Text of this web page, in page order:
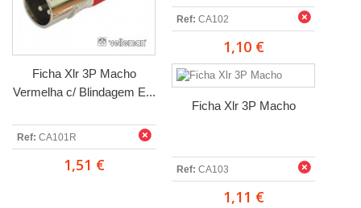
Ficha Xlr 3P Macho
Vermelha c/ Blindagem E...
Ref: CA101R
1,51 €
Ref: CA102
1,10 €
Ficha Xlr 3P Macho
Ref: CA103
1,11 €